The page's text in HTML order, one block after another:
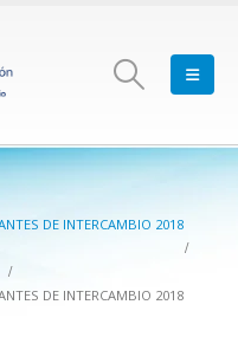
DE INTERCAMBIO 2018
DE INTERCAMBIO 2018